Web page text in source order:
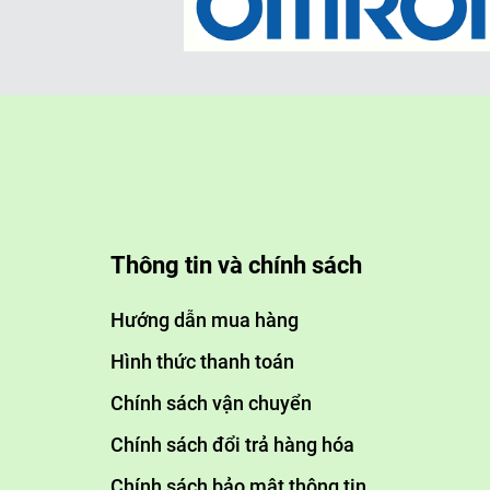
- Nguyên lý hoạt động:
+ Lớp vật liệu hấp phụ:
+ Hệ thống quạt gió: Đảm bảo
đều.
- Ứng dụng:
Thông tin và chính sách
Hướng dẫn mua hàng
Hình thức thanh toán
Chính sách vận chuyển
Chính sách đổi trả hàng hóa